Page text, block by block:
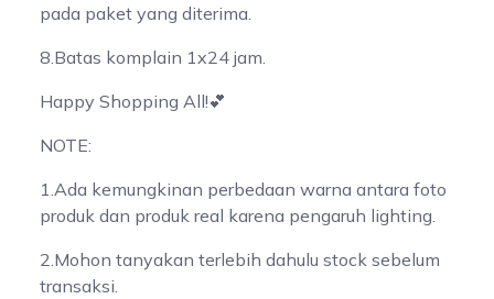
pada paket yang diterima.
8.Batas komplain 1x24 jam.
Happy Shopping All!💕
NOTE:
1.Ada kemungkinan perbedaan warna antara foto
produk dan produk real karena pengaruh lighting.
2.Mohon tanyakan terlebih dahulu stock sebelum
transaksi.